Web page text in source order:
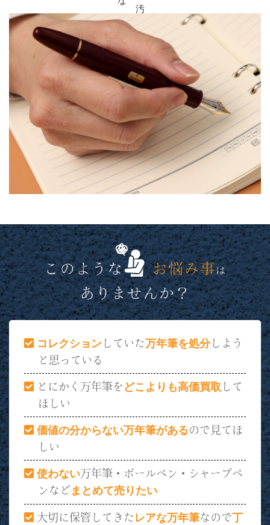
コレクション していた万年筆を処分しよう
と思っている
とにかく万年筆を どこよりも高価買取 して
ほしい
価値の分からない万年筆があるので見てほ
しい
使わない万年筆・ボールペン・シャープペ
ンなどまとめて売りたい
大切に保管してきた レアな万年筆なので丁